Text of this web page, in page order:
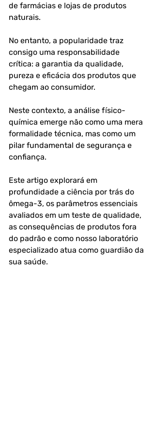
de farmácias e lojas de produtos
naturais.
No entanto, a popularidade traz
consigo uma responsabilidade
crítica: a garantia da qualidade,
pureza e eficácia dos produtos que
chegam ao consumidor.
Neste contexto, a análise físico-
química emerge não como uma mera
formalidade técnica, mas como um
pilar fundamental de segurança e
confiança.
Este artigo explorará em
profundidade a ciência por trás do
ômega-3, os parâmetros essenciais
avaliados em um teste de qualidade,
as consequências de produtos fora
do padrão e como nosso laboratório
especializado atua como guardião da
sua saúde.